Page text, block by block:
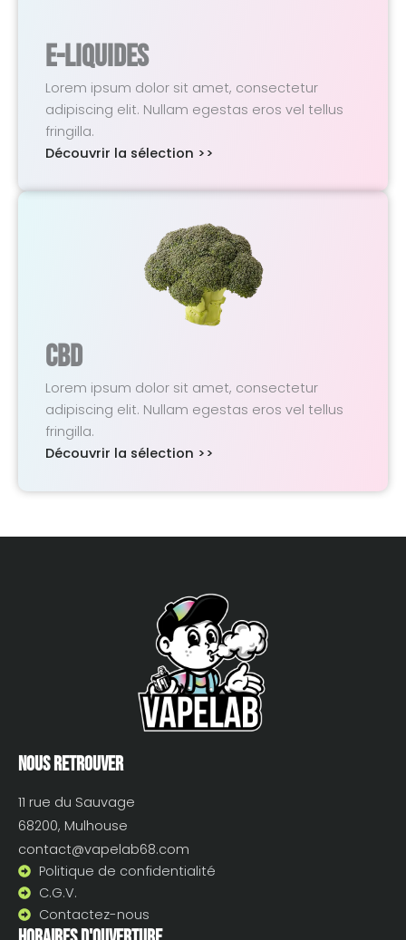
E-Liquides
Lorem ipsum dolor sit amet, consectetur
adipiscing elit. Nullam egestas eros vel tellus
fringilla.
Découvrir la sélection >>
CBD
Lorem ipsum dolor sit amet, consectetur
adipiscing elit. Nullam egestas eros vel tellus
fringilla.
Découvrir la sélection >>
Nous retrouver
11 rue du Sauvage
68200, Mulhouse
contact@vapelab68.com
Politique de confidentialité
C.G.V.
Contactez-nous